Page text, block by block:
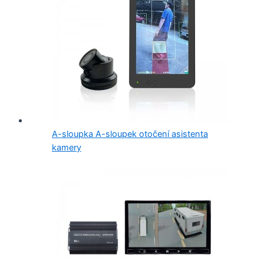
A-sloupka A-sloupek otočení asistenta
kamery